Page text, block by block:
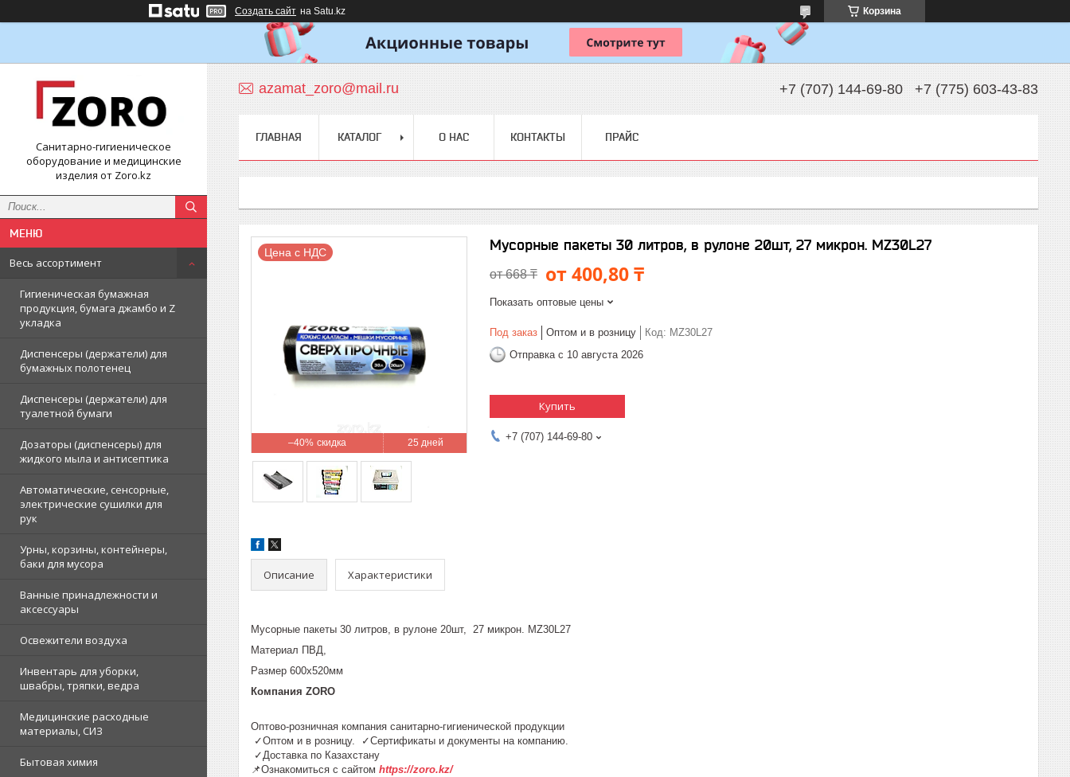
Создать сайт на Satu.kz Корзина
Санитарно-гигиеническое
оборудование и медицинские
изделия от Zoro.kz
Весь ассортимент
Гигиеническая бумажная
продукция, бумага джамбо и Z
укладка
Диспенсеры (держатели) для
бумажных полотенец
Диспенсеры (держатели) для
туалетной бумаги
Дозаторы (диспенсеры) для
жидкого мыла и антисептика
Автоматические, сенсорные,
электрические сушилки для
рук
Урны, корзины, контейнеры,
баки для мусора
Ванные принадлежности и
аксессуары
Освежители воздуха
Инвентарь для уборки,
швабры, тряпки, ведра
Медицинские расходные
материалы, СИЗ
Бытовая химия
azamat_zoro@mail.ru +7 (707) 144-69-80 +7 (775) 603-43-83
ГЛАВНАЯ КАТАЛОГ О НАС КОНТАКТЫ ПРАЙС
–40% 25 дней
Цена с НДС Мусорные пакеты 30 литров, в рулоне 20шт, 27 микрон. MZ30L27
от 668 ₸ от 400,80 ₸
Показать оптовые цены
Под заказ Оптом и в розницу Код: MZ30L27
Отправка с 10 августа 2026
Купить
+7 (707) 144-69-80
Описание Характеристики
Мусорные пакеты 30 литров, в рулоне 20шт, 27 микрон. MZ30L27
Материал ПВД,
Размер 600х520мм
Компания ZORO
Оптово-розничная компания санитарно-гигиенической продукции
✓Оптом и в розницу. ✓Сертификаты и документы на компанию.
✓Доставка по Казахстану
📌Ознакомиться с сайтом https://zoro.kz/